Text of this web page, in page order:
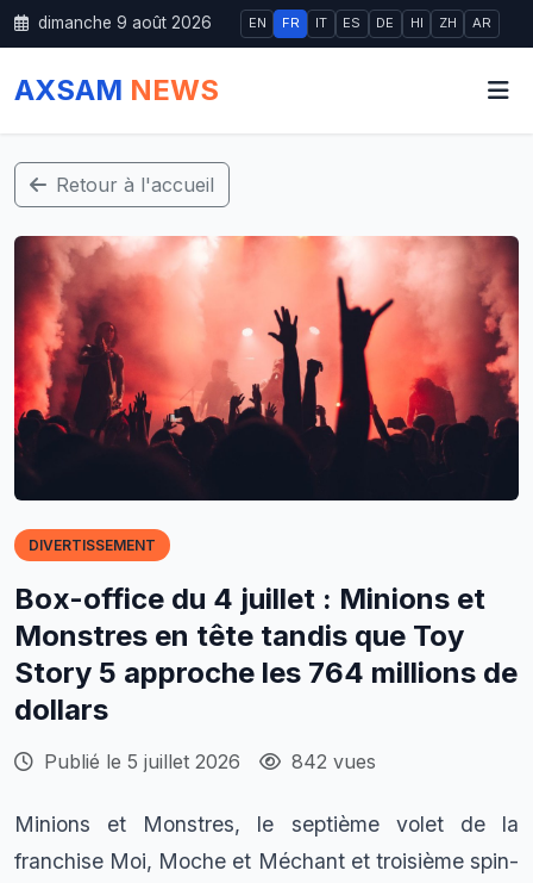
dimanche 9 août 2026 EN FR IT ES DE HI ZH AR
AXSAM NEWS
Retour à l'accueil
DIVERTISSEMENT
Box-office du 4 juillet : Minions et
Monstres en tête tandis que Toy
Story 5 approche les 764 millions de
dollars
Publié le 5 juillet 2026 842 vues
Minions et Monstres, le septième volet de la
franchise Moi, Moche et Méchant et troisième spin-